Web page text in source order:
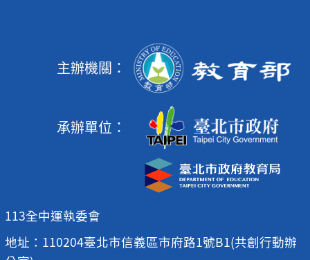
主辦機關：
承辦單位：
113全中運執委會
地址：110204臺北市信義區市府路1號B1(共創行動辦